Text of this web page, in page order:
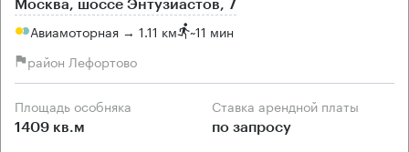
Москва, шоссе Энтузиастов, 7
Авиамоторная → 1.11 км ~11 мин
район Лефортово
Площадь особняка
1409 кв.м
Ставка арендной платы
по запросу